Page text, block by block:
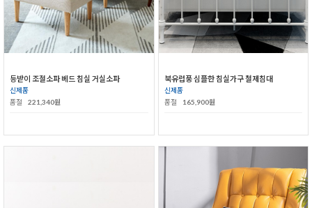
등받이 조절소파 베드 침실 거실소파
신제품
품절
221,340원
북유럽풍 심플한 침실가구 철제침대
신제품
품절
165,900원